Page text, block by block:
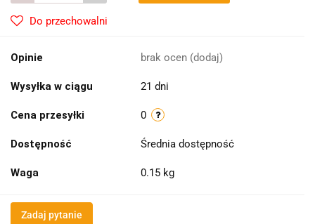
Do przechowalni
Opinie brak ocen (dodaj)
Wysyłka w ciągu 21 dni
Cena przesyłki 0
Dostępność Średnia dostępność
Waga 0.15 kg
Zadaj pytanie